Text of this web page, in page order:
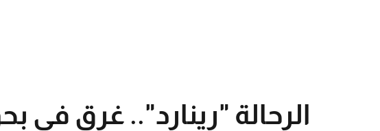
الرحالة "رينارد".. غرق في